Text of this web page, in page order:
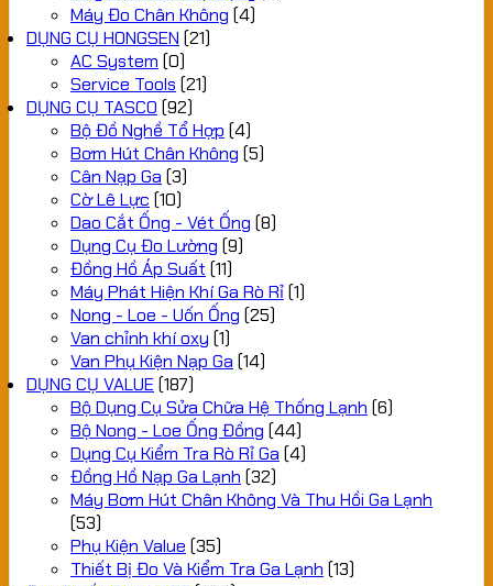
Máy Đo Chân Không (4)
DỤNG CỤ HONGSEN (21)
AC System (0)
Service Tools (21)
DỤNG CỤ TASCO (92)
Bộ Đồ Nghề Tổ Hợp (4)
Bơm Hút Chân Không (5)
Cân Nạp Ga (3)
Cờ Lê Lực (10)
Dao Cắt Ống - Vét Ống (8)
Dụng Cụ Đo Lường (9)
Đồng Hồ Áp Suất (11)
Máy Phát Hiện Khí Ga Rò Rỉ(1)
Nong - Loe - Uốn Ống (25)
Van chỉnh khí oxy (1)
Van Phụ Kiện Nạp Ga (14)
DỤNG CỤ VALUE (187)
Bộ Dụng Cụ Sửa Chữa Hệ Thống Lạnh (6)
Bộ Nong - Loe Ống Đồng (44)
Dụng Cụ Kiểm Tra Rò Rỉ Ga (4)
Đồng Hồ Nạp Ga Lạnh (32)
Máy Bơm Hút Chân Không Và Thu Hồi Ga Lạnh
(53)
Phụ Kiện Value (35)
Thiết Bị Đo Và Kiểm Tra Ga Lạnh (13)